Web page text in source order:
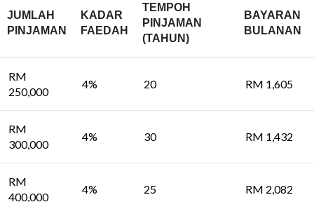
JUMLAH
PINJAMAN
KADAR
FAEDAH
TEMPOH
PINJAMAN
(TAHUN)
BAYARAN
BULANAN
RM
250,000
4% 20 RM 1,605
RM
300,000
4% 30 RM 1,432
RM
400,000
4% 25 RM 2,082